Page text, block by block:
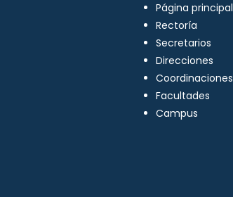
Página principal
Rectoría
Secretarios
Direcciones
Coordinaciones
Facultades
Campus